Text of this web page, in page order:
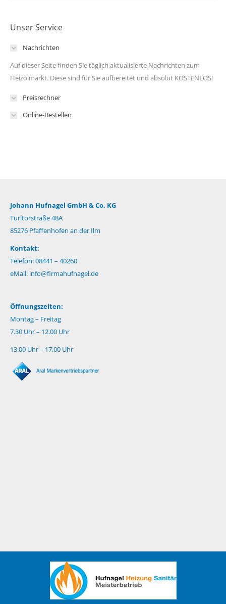
Unser Service
Nachrichten
Auf dieser Seite finden Sie täglich aktualisierte Nachrichten zum
Heizölmarkt. Diese sind für Sie aufbereitet und absolut KOSTENLOS!
Preisrechner
Online-Bestellen
Johann Hufnagel GmbH & Co. KG
Türltorstraße 48A
85276 Pfaffenhofen an der Ilm
Kontakt:
Telefon: 08441 – 40260
eMail: info@firmahufnagel.de
Öffnungszeiten:
Montag – Freitag
7.30 Uhr – 12.00 Uhr
13.00 Uhr – 17.00 Uhr